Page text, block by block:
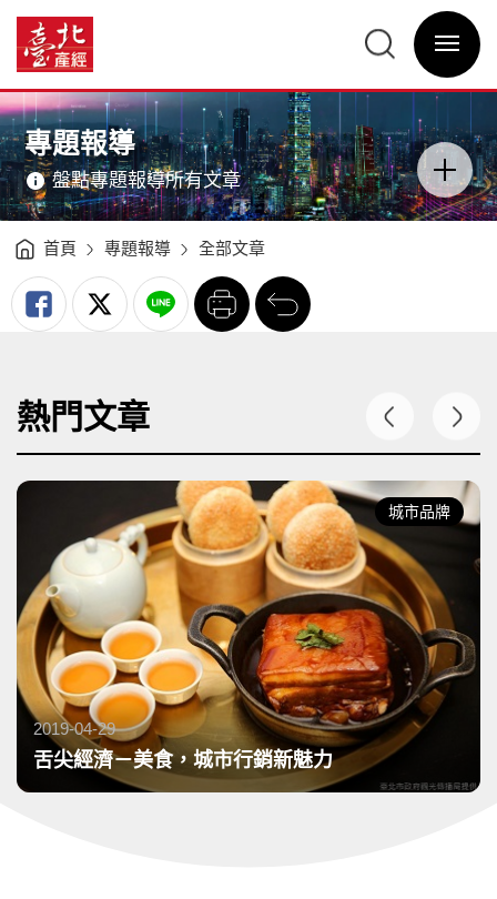
經
資
訊
臺
經
訊
網
網
站
主
單
選
單
關
主
意
境
專題報導
盤點專題報導所有文章
分
類
開
關
首頁 專題報導 全部文章
列
印
回
前
一
頁
熱門文章
城市品牌
舌尖經濟－美食，城市行銷新魅力
2019-04-29 發布日期：